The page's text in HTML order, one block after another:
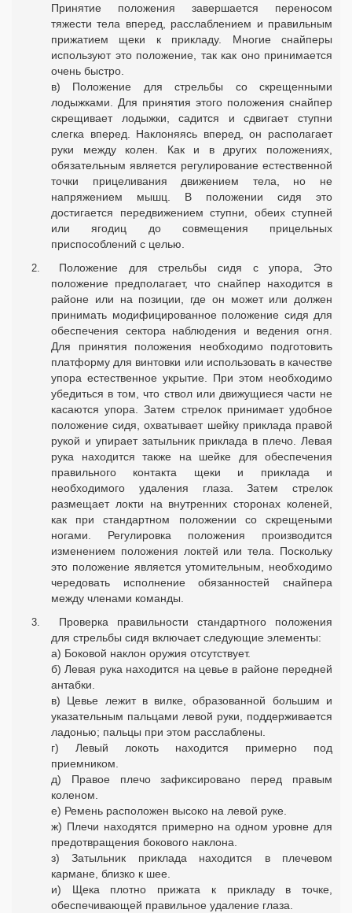
Принятие положения завершается переносом
тяжести тела вперед, расслаблением и правильным
прижатием щеки к прикладу. Многие снайперы
используют это положение, так как оно принимается
очень быстро.
в) Положение для стрельбы со скрещенными
лодыжками. Для принятия этого положения снайпер
скрещивает лодыжки, садится и сдвигает ступни
слегка вперед. Наклоняясь вперед, он располагает
руки между колен. Как и в других положениях,
обязательным является регулирование естественной
точки прицеливания движением тела, но не
напряжением мышц. В положении сидя это
достигается передвижением ступни, обеих ступней
или ягодиц до совмещения прицельных
приспособлений с целью.
Положение для стрельбы сидя с упора, Это
положение предполагает, что снайпер находится в
районе или на позиции, где он может или должен
принимать модифицированное положение сидя для
обеспечения сектора наблюдения и ведения огня.
Для принятия положения необходимо подготовить
платформу для винтовки или использовать в качестве
упора естественное укрытие. При этом необходимо
убедиться в том, что ствол или движущиеся части не
касаются упора. Затем стрелок принимает удобное
положение сидя, охватывает шейку приклада правой
рукой и упирает затыльник приклада в плечо. Левая
рука находится также на шейке для обеспечения
правильного контакта щеки и приклада и
необходимого удаления глаза. Затем стрелок
размещает локти на внутренних сторонах коленей,
как при стандартном положении со скрещеными
ногами. Регулировка положения производится
изменением положения локтей или тела. Поскольку
это положение является утомительным, необходимо
чередовать исполнение обязанностей снайпера
между членами команды.
Проверка правильности стандартного положения
для стрельбы сидя включает следующие элементы:
а) Боковой наклон оружия отсутствует.
б) Левая рука находится на цевье в районе передней
антабки.
в) Цевье лежит в вилке, образованной большим и
указательным пальцами левой руки, поддерживается
ладонью; пальцы при этом расслаблены.
г) Левый локоть находится примерно под
приемником.
д) Правое плечо зафиксировано перед правым
коленом.
е) Ремень расположен высоко на левой руке.
ж) Плечи находятся примерно на одном уровне для
предотвращения бокового наклона.
з) Затыльник приклада находится в плечевом
кармане, близко к шее.
и) Щека плотно прижата к прикладу в точке,
обеспечивающей правильное удаление глаза.